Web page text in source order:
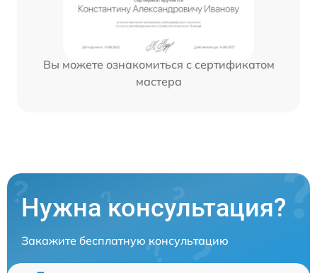
Вы можете ознакомиться с сертификатом
мастера
Нужна консультация?
Закажите бесплатную консультацию